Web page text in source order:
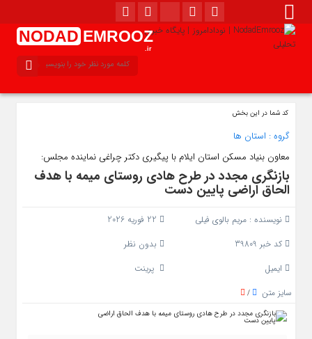
NODAD EMROOZ
.ir
کد شما در این بخش
گروه : استان ها
معاون بنیاد مسکن استان ایلام با پیگیری دکتر چراغی نماینده مجلس:
بازنگری مجدد در طرح هادی روستای میمه با هدف
الحاق اراضی پایین‌ دست
نویسنده : مریم بالوی فیلی
کد خبر 39809
بدون نظر
ایمیل
پرینت
سایز متن
/